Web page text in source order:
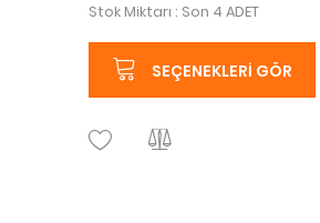
Stok Miktarı : Son 4 ADET
SEÇENEKLERI GÖR